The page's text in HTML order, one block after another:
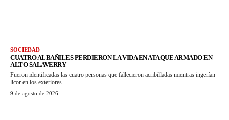
SOCIEDAD
CUATRO ALBAÑILES PERDIERON LA VIDA EN ATAQUE ARMADO EN
ALTO SALAVERRY
Fueron identificadas las cuatro personas que fallecieron acribilladas mientras ingerían
licor en los exteriores...
9 de agosto de 2026